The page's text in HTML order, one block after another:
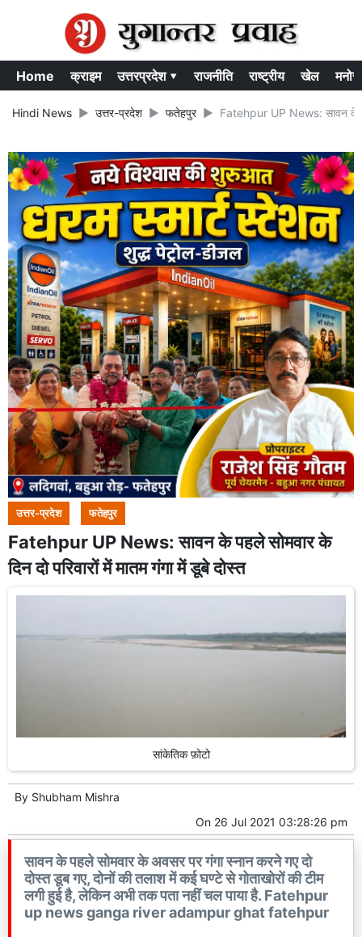
Home क्राइम उत्तरप्रदेश ▾ राजनीति राष्ट्रीय खेल
Hindi News उत्तर-प्रदेश फतेहपुर Fatehpur UP News: सावन के
उत्तर-प्रदेश फतेहपुर
Fatehpur UP News: सावन के पहले सोमवार के
दिन दो परिवारों में मातम गंगा में डूबे दोस्त
सांकेतिक फ़ोटो
By Shubham Mishra
On 26 Jul 2021 03:28:26 pm
सावन के पहले सोमवार के अवसर पर गंगा स्नान करने गए दो
दोस्त डूब गए, दोनों की तलाश में कई घण्टे से गोताखोरों की टीम
लगी हुई है, लेकिन अभी तक पता नहीं चल पाया है. Fatehpur
up news ganga river adampur ghat fatehpur